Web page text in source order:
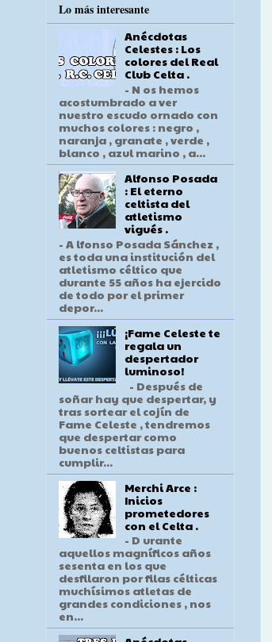
Lo más interesante
Anécdotas
Celestes : Los
colores del Real
Club Celta .
- N os hemos
acostumbrado a ver
nuestro escudo ornado con
muchos colores : negro ,
naranja , granate , verde ,
blanco , azul marino , a...
Alfonso Posada
: El eterno
celtista del
atletismo
vigués .
- A lfonso Posada Sánchez ,
es toda una institución del
atletismo céltico que
durante 55 años ha ejercido
de todo por el primer
depor...
¡Fame Celeste te
regala un
despertador
luminoso!
- Después de
soñar hay que despertar, y
tras sortear el cojín de
Fame Celeste , tendremos
que despertar como
buenos celtistas para
cumplir...
Merchi Arce :
Inicios
prometedores
con el Celta .
- D urante
aquellos magníficos años
sesenta en los que
desfilaron por filas célticas
muchísimos atletas de
grandes condiciones , nos
en...